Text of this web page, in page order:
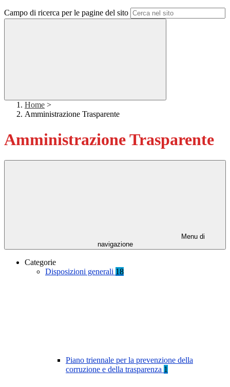
Campo di ricerca per le pagine del sito
Home >
Amministrazione Trasparente
Amministrazione Trasparente
Menu di
navigazione
Categorie
Disposizioni generali 18
Piano triennale per la prevenzione della
corruzione e della trasparenza 1